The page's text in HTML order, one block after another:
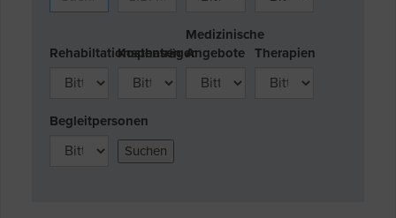
Rehabiltationsphasen
Kostenträger
Medizinische
Angebote
Therapien
Begleitpersonen